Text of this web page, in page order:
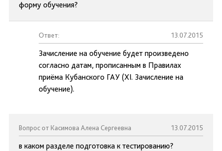
форму обучения?
Ответ: 13.07.2015
Зачисление на обучение будет произведено
согласно датам, прописанным в Правилах
приёма Кубанского ГАУ (XI. Зачисление на
обучение).
Вопрос от Касимова Алена Сергеевна 13.07.2015
в каком разделе подготовка к тестированию?